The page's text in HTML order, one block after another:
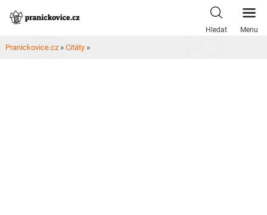
Skip
Hledat Menu
Pranickovice.cz » Citáty »